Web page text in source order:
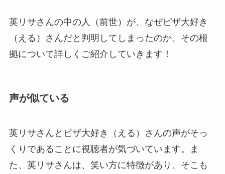
英リサさんの中の人（前世）が、なぜピザ大好き
（える）さんだと判明してしまったのか、その根
拠について詳しくご紹介していきます！
声が似ている
英リサさんとピザ大好き（える）さんの声がそっ
くりであることに視聴者が気づいています。ま
た、英リサさんは、笑い方に特徴があり、そこも